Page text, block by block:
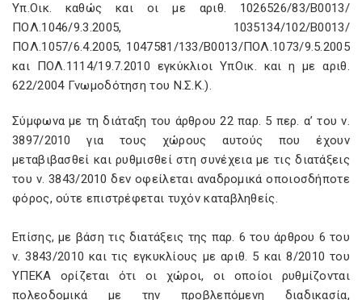
Υπ.Οικ. καθώς και οι με αριθ. 1026526/83/Β0013/
ΠΟΛ.1046/9.3.2005, 1035134/102/Β0013/
ΠΟΛ.1057/6.4.2005, 1047581/133/Β0013/ΠΟΛ.1073/9.5.2005
και ΠΟΛ.1114/19.7.2010 εγκύκλιοι ΥπΟικ. και η με αριθ.
622/2004 Γνωμοδότηση του Ν.Σ.Κ.).
Σύμφωνα με τη διάταξη του άρθρου 22 παρ. 5 περ. α’ του ν.
3897/2010 για τους χώρους αυτούς που έχουν
μεταβιβασθεί και ρυθμισθεί στη συνέχεια με τις διατάξεις
του ν. 3843/2010 δεν οφείλεται αναδρομικά οποιοσδήποτε
φόρος, ούτε επιστρέφεται τυχόν καταβληθείς.
Επίσης, με βάση τις διατάξεις της παρ. 6 του άρθρου 6 του
ν. 3843/2010 και τις εγκυκλίους με αριθ. 5 και 8/2010 του
ΥΠΕΚΑ ορίζεται ότι οι χώροι, οι οποίοι ρυθμίζονται
πολεοδομικά με την προβλεπόμενη διαδικασία,